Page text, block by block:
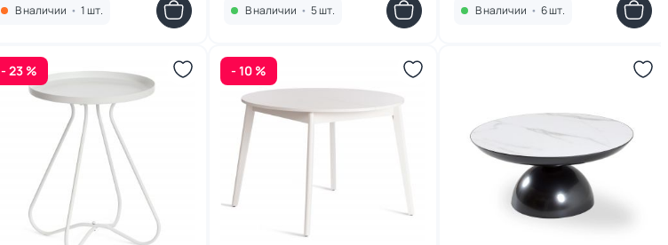
В наличии • 1 шт. В наличии • 5 шт. В наличии • 6 шт.
- 23 % - 10 %